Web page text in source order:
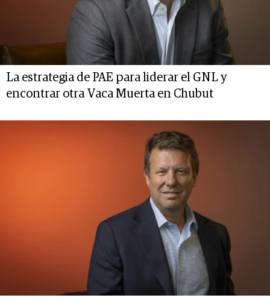
La estrategia de PAE para liderar el GNL y
encontrar otra Vaca Muerta en Chubut